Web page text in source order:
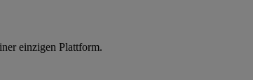
einzigen Plattform.